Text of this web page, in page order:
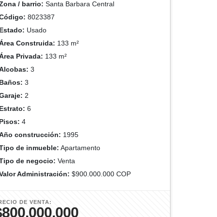
/ barrio: Santa Barbara Central
8023387
Usado
Construida: 133 m²
Privada: 133 m²
3
3
2
6
4
construcción: 1995
de inmueble: Apartamento
de negocio: Venta
Administración: $900.000.000 COP
DE VENTA: